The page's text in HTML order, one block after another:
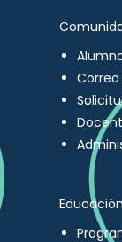
Correo